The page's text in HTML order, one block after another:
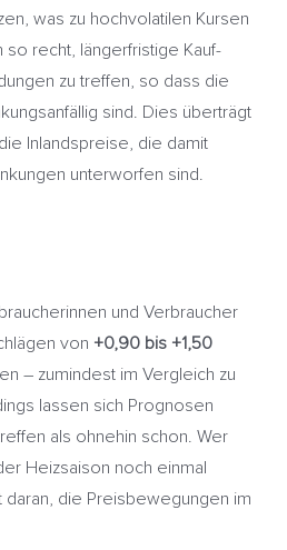
was zu hochvolatilen Kursen
so recht, längerfristige Kauf-
zu treffen, so dass die
sind. Dies überträgt
Inlandspreise, die damit
unterworfen sind.
und Verbraucher
von +0,90 bis +1,50
– zumindest im Vergleich zu
lassen sich Prognosen
als ohnehin schon. Wer
Heizsaison noch einmal
daran, die Preisbewegungen im